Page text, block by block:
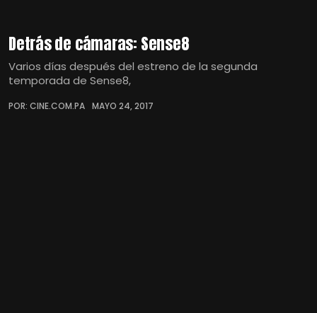
Detrás de cámaras: Sense8
Varios días después del estreno de la segunda
temporada de Sense8,
POR: CINE.COM.PA MAYO 24, 2017